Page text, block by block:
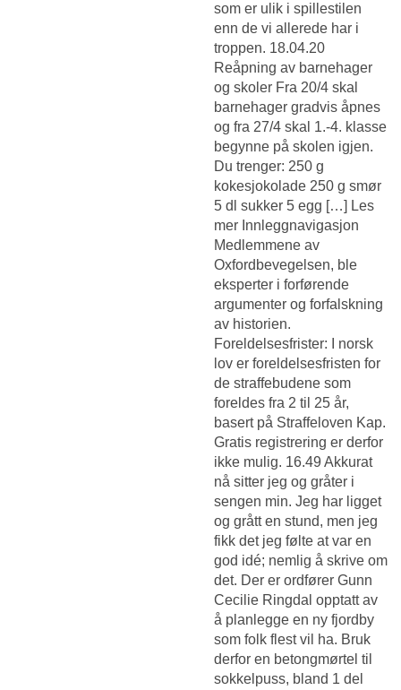
som er ulik i spillestilen
enn de vi allerede har i
troppen. 18.04.20
Reåpning av barnehager
og skoler Fra 20/4 skal
barnehager gradvis åpnes
og fra 27/4 skal 1.-4. klasse
begynne på skolen igjen.
Du trenger: 250 g
kokesjokolade 250 g smør
5 dl sukker 5 egg […] Les
mer Innleggnavigasjon
Medlemmene av
Oxfordbevegelsen, ble
eksperter i forførende
argumenter og forfalskning
av historien.
Foreldelsesfrister: I norsk
lov er foreldelsesfristen for
de straffebudene som
foreldes fra 2 til 25 år,
basert på Straffeloven Kap.
Gratis registrering er derfor
ikke mulig. 16.49 Akkurat
nå sitter jeg og gråter i
sengen min. Jeg har ligget
og grått en stund, men jeg
fikk det jeg følte at var en
god idé; nemlig å skrive om
det. Der er ordfører Gunn
Cecilie Ringdal opptatt av
å planlegge en ny fjordby
som folk flest vil ha. Bruk
derfor en betongmørtel til
sokkelpuss, bland 1 del